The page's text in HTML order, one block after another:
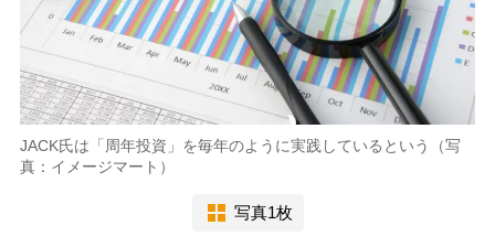
JACK氏は「周年投資」を毎年のように実践しているという（写
真：イメージマート）
写真1枚